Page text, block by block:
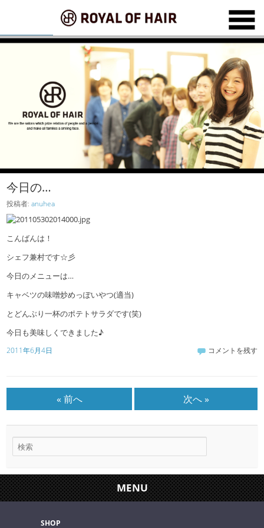
今日の…
投稿者:anuhea
こんばんは！
シェフ兼村です☆彡
今日のメニューは…
キャベツの味噌炒めっぽいやつ(適当)
とどんぶり一杯のポテトサラダです(笑)
今日も美味しくできました♪
2011年6月4日 コメントを残す
« 前へ 次へ »
MENU
SHOP